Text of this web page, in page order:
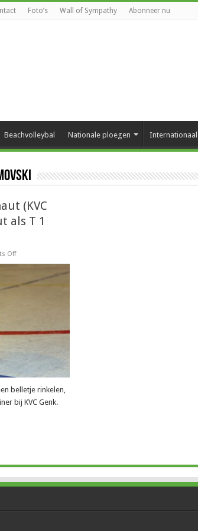
Foto’s Wall of Sympathy Abonneer nu
Beachvolleybal Nationale ploegen Internationaal
(KVC
als T 1
Offon
Urnaut
T
1
goed
aan”
belletje rinkelen,
bij KVC Genk.